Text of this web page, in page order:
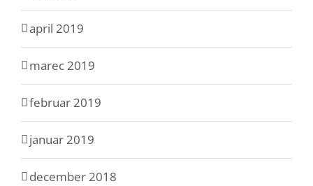
april 2019
marec 2019
februar 2019
januar 2019
december 2018